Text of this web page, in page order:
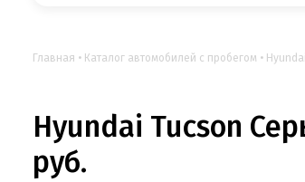
Главная Каталог автомобилей с пробегом Hyundai
Hyundai Tucson
руб.